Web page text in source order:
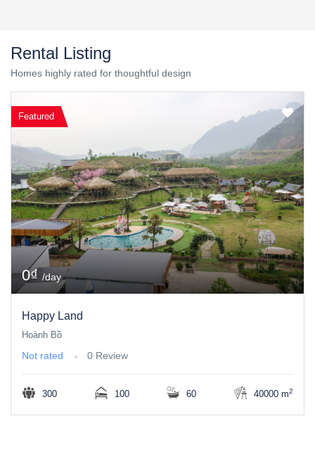
Rental Listing
Homes highly rated for thoughtful design
Featured
0₫ /day
Happy Land
Hoành Bồ
Not rated 0 Review
300 100 60 40000 m2